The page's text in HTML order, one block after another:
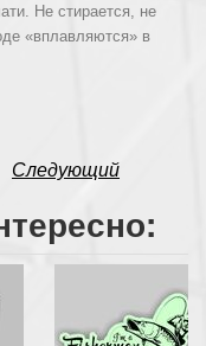
Не стирается, не
«вплавляются» в
Следующий